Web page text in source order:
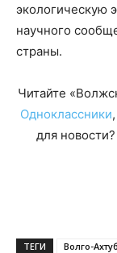
экологическую
научного
страны.
Читайте
Одноклассники,
для
ТЕГИ Волго-